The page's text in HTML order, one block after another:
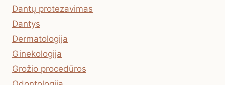
Dantų protezavimas
Dantys
Dermatologija
Ginekologija
Grožio procedūros